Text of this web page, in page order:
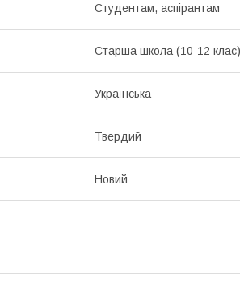
Студентам, аспірантам
Старша школа (10-12 клас)
Українська
Твердий
Новий